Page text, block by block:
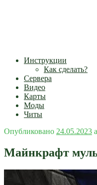
Инструкции
Как сделать?
Сервера
Видео
Карты
Моды
Читы
Опубликовано 24.05.2023
Майнкрафт